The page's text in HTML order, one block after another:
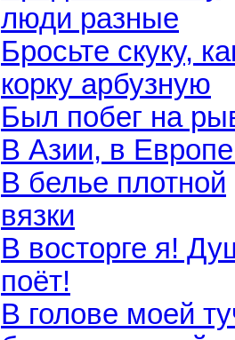
люди разные
Бросьте скуку,
корку арбузную
Был побег на
В Азии, в
В белье плотной
вязки
В восторге я!
поёт!
В голове моей